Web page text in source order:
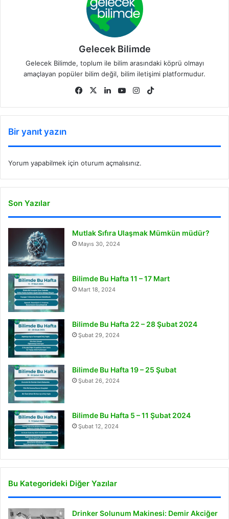
Gelecek Bilimde
Gelecek Bilimde, toplum ile bilim arasındaki köprü olmayı
amaçlayan popüler bilim değil, bilim iletişimi platformudur.
Facebook
X LinkedInYouTubeInstagram
Bir yanıt yazın
Yorum yapabilmek için oturum açmalısınız.
Son Yazılar
Mutlak Sıfıra Ulaşmak Mümkün müdür?
Mayıs 30, 2024
Bilimde Bu Hafta 11 – 17 Mart
Mart 18, 2024
Bilimde Bu Hafta 22 – 28 Şubat 2024
Şubat 29, 2024
Bilimde Bu Hafta 19 – 25 Şubat
Şubat 26, 2024
Bilimde Bu Hafta 5 – 11 Şubat 2024
Şubat 12, 2024
Bu Kategorideki Diğer Yazılar
Drinker Solunum Makinesi: Demir Akciğer